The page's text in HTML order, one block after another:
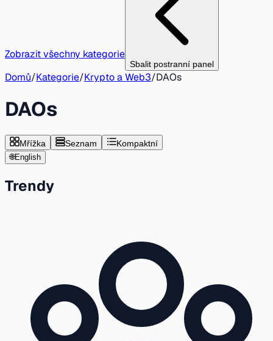
Zobrazit všechny kategorie
Sbalit postranní panel
Domů/Kategorie/Krypto a Web3/DAOs
DAOs
Mřížka Seznam Kompaktní
🌐English
Trendy